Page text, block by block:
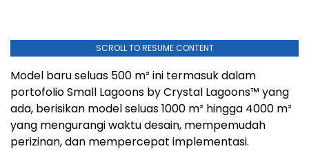
SCROLL TO RESUME CONTENT
Model baru seluas 500 m² ini termasuk dalam
portofolio Small Lagoons by Crystal Lagoons™ yang
ada, berisikan model seluas 1000 m² hingga 4000 m²
yang mengurangi waktu desain, mempemudah
perizinan, dan mempercepat implementasi.